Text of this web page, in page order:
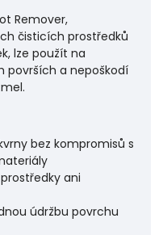
Remover,
čisticích prostředků
lze použít na
površích a nepoškodí
bez kompromisů s
ani
údržbu povrchu